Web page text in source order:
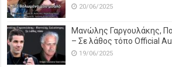
20/06/2025
Μανώλης Γαργουλάκης,
– Σε λάθος τόπο Official
19/06/2025